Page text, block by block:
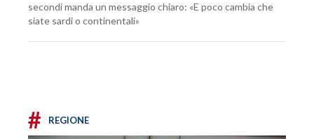
secondi manda un messaggio chiaro: «E poco cambia che
siate sardi o continentali»
# REGIONE